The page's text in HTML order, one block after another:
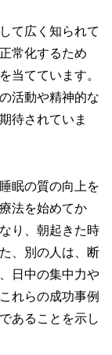
て広く知られて
常化するため
当てています。
活動や精神的な
待されていま
眠の質の向上を
法を始めてか
り、朝起きた時
、別の人は、断
日中の集中力や
れらの成功事例
あることを示し